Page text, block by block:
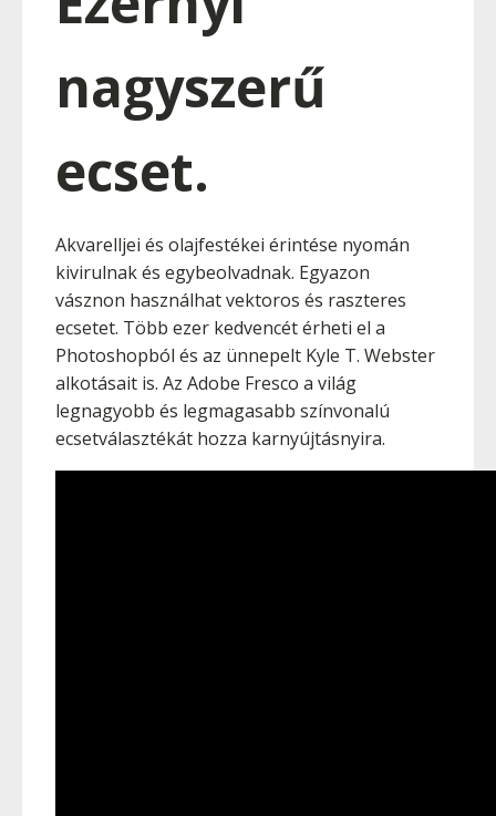
nagyszerű
ecset.
Akvarelljei és olajfestékei érintése nyomán
kivirulnak és egybeolvadnak. Egyazon
vásznon használhat vektoros és raszteres
ecsetet. Több ezer kedvencét érheti el a
Photoshopból és az ünnepelt Kyle T. Webster
alkotásait is. Az Adobe Fresco a világ
legnagyobb és legmagasabb színvonalú
ecsetválasztékát hozza karnyújtásnyira.